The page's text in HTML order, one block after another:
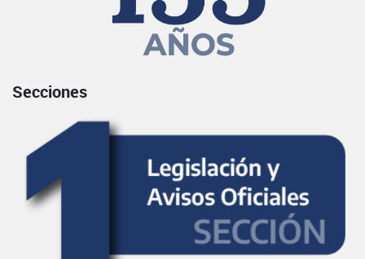
Secciones